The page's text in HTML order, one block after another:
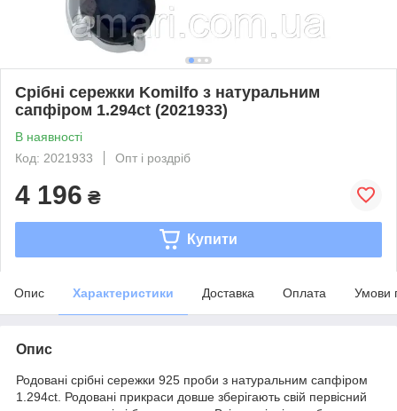
Срібні сережки Komilfo з натуральним
сапфіром 1.294ct (2021933)
В наявності
Код: 2021933
Опт і роздріб
4 196 ₴
Купити
Опис Характеристики Доставка Оплата Умови
Опис
Родовані срібні сережки 925 проби з натуральним сапфіром
1.294ct. Родовані прикраси довше зберігають свій первісний